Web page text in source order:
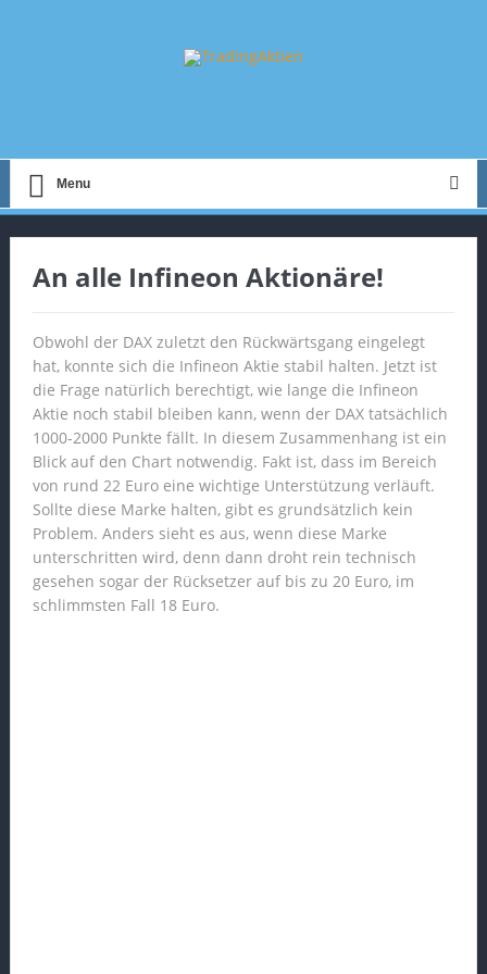
Menu
An alle Infineon Aktionäre!
Obwohl der DAX zuletzt den Rückwärtsgang eingelegt
hat, konnte sich die Infineon Aktie stabil halten. Jetzt ist
die Frage natürlich berechtigt, wie lange die Infineon
Aktie noch stabil bleiben kann, wenn der DAX tatsächlich
1000-2000 Punkte fällt. In diesem Zusammenhang ist ein
Blick auf den Chart notwendig. Fakt ist, dass im Bereich
von rund 22 Euro eine wichtige Unterstützung verläuft.
Sollte diese Marke halten, gibt es grundsätzlich kein
Problem. Anders sieht es aus, wenn diese Marke
unterschritten wird, denn dann droht rein technisch
gesehen sogar der Rücksetzer auf bis zu 20 Euro, im
schlimmsten Fall 18 Euro.